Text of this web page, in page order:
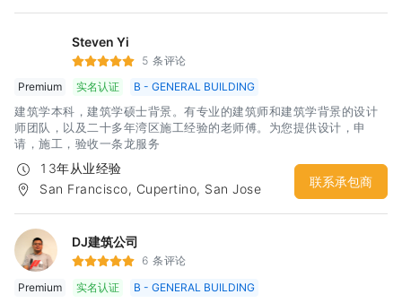
恼，不在为每一个工程阶段寻找合适人选而头痛，不在为施工质量潜
在风险而承担压力。Top Click Builder & Design ，向您提供贴心的
询服务。
Steven Yi
5 条评论
Premium
实名认证 B - GENERAL BUILDING
建筑学本科，建筑学硕士背景。有专业的建筑师和建筑学背景的设计
师团队，以及二十多年湾区施工经验的老师傅。为您提供设计，申
请，施工，验收一条龙服务
13年从业经验
San Francisco, Cupertino, San Jose
联系承包商
DJ建筑公司
6 条评论
Premium
实名认证 B - GENERAL BUILDING